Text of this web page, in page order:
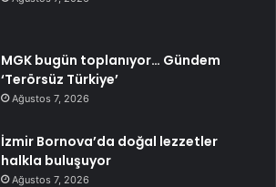
MGK bugün toplanıyor… Gündem
‘Terörsüz Türkiye’
Ağustos 7, 2026
İzmir Bornova’da doğal lezzetler
halkla buluşuyor
Ağustos 7, 2026